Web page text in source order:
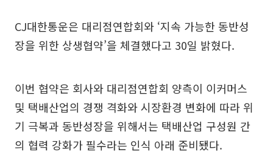
CJ대한통운은 대리점연합회와 ‘지속 가능한 동반성
장을 위한 상생협약’을 체결했다고 30일 밝혔다.
이번 협약은 회사와 대리점연합회 양측이 이커머스
및 택배산업의 경쟁 격화와 시장환경 변화에 따라 위
기 극복과 동반성장을 위해서는 택배산업 구성원 간
의 협력 강화가 필수라는 인식 아래 준비됐다.